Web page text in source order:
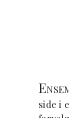
E
side i